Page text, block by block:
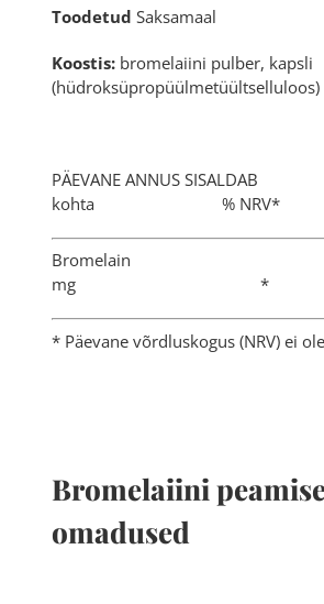
Toodetud Saksamaal
Koostis:bromelaiini pulber, kapsli
(hüdroksüpropüülmetüültselluloos)
PÄEVANE ANNUS
kohta % NRV*
mg *
* Päevane võrdluskogus (NRV) ei
Bromelaiini
omadused